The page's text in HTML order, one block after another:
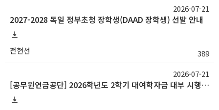
2027-2028 독일 정부초청 장학생(DAAD 장학생) 선발 안내
전현선 389
2026-07-21
[공무원연금공단] 2026학년도 2학기 대여학자금 대부 시행 안내
2026-07-21